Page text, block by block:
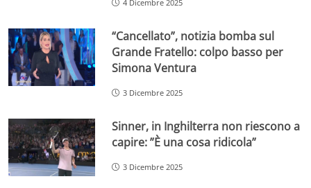
4 Dicembre 2025
“Cancellato”, notizia bomba sul
Grande Fratello: colpo basso per
Simona Ventura
3 Dicembre 2025
Sinner, in Inghilterra non riescono a
capire: ”È una cosa ridicola”
3 Dicembre 2025